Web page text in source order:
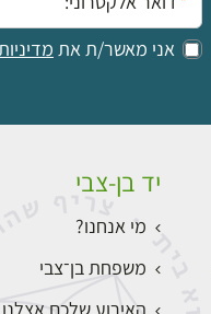
אני מאשר/ת את
יד בן-צבי
מי אנחנו?
משפחת בן־צבי